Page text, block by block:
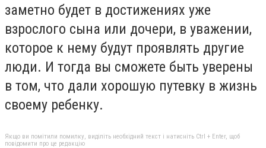
заметно будет в достижениях уже
взрослого сына или дочери, в уважении,
которое к нему будут проявлять другие
люди. И тогда вы сможете быть уверены
в том, что дали хорошую путевку в жизнь
своему ребенку.
Якщо ви помітили помилку, виділіть необхідний текст і натисніть Ctrl + Enter, щоб
повідомити про це редакцію